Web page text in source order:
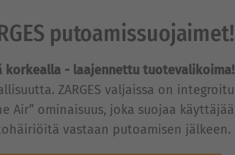
putoamissuojaimet!
korkealla - laajennettu tuotevalikoima!
ZARGES valjaissa on integroitu
Air” ominaisuus, joka suojaa käyttäjää
vastaan putoamisen jälkeen.